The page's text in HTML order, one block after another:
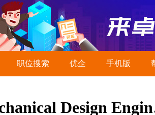
职位搜索 优企 手机版